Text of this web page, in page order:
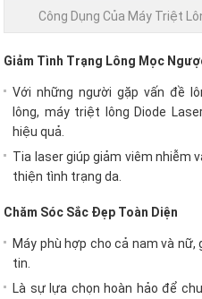
Công Dụng Của Máy Triệt
Giảm Tình Trạng Lông Mọc
Với những người gặp vấn đề
lông, máy triệt lông Diode
hiệu quả.
Tia laser giúp giảm viêm nhiễm
thiện tình trạng da.
Chăm Sóc Sắc Đẹp Toàn Diện
Máy phù hợp cho cả nam và
tin.
Là sự lựa chọn hoàn hảo để